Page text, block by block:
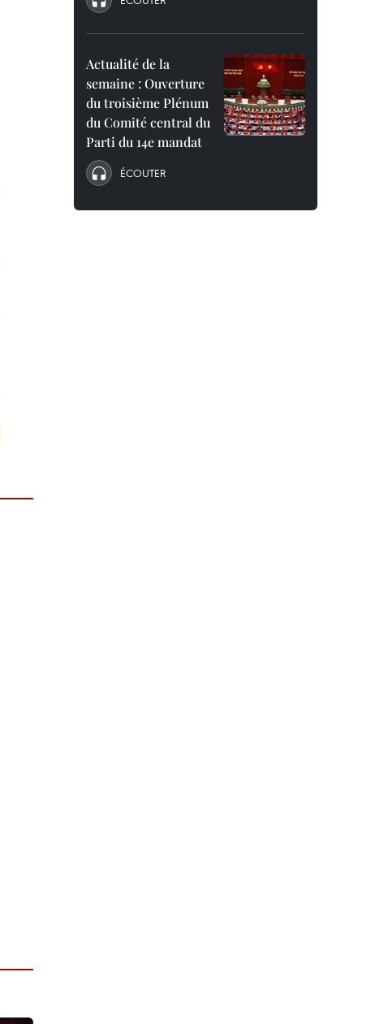
Actualité de la
semaine : Ouverture
du troisième Plénum
du Comité central du
Parti du 14e mandat
ÉCOUTER